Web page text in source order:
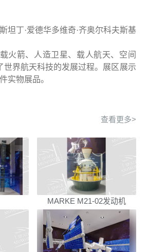
丁·爱德华多维奇·齐奥尔科夫斯基
火箭、人造卫星、载人航天、空间
世界航天科技的发展过程。展区展示
实物展品。
查看更多>
MARKE M21-02发动机